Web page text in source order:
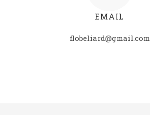
EMAIL
flobeliard@gmail.com